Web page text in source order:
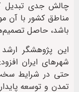
چالش جدی تبدیل
مناطق کشور با آن
باشد، حاصل
این پژوهشگر
شهرهای ایران
حتی در شرایط
تمدن و توسعه